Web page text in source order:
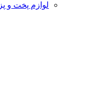
لوازم پخت و پز